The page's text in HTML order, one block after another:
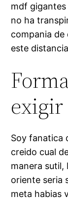
mdf
no ha
compania
este
exigir
Soy fanatica
creido cual
manera sutil,
oriente seri­a
meta habias